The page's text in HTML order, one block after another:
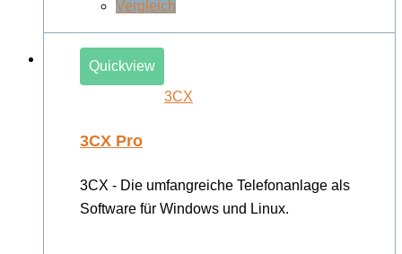
Vergleich
Quickview
3CX
3CX Pro
3CX - Die umfangreiche Telefonanlage als
Software für Windows und Linux.